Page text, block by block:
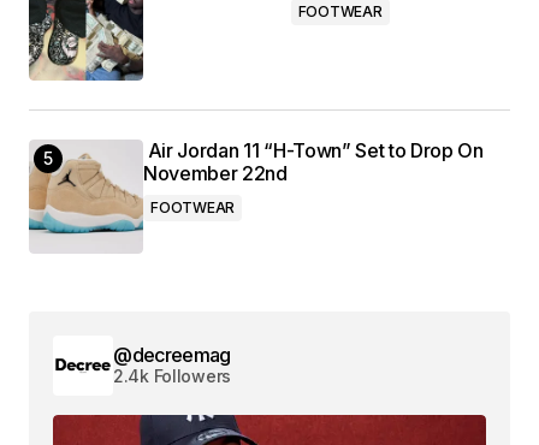
FOOTWEAR
Air Jordan 11 “H-Town” Set to Drop On
November 22nd
FOOTWEAR
@decreemag
2.4k Followers